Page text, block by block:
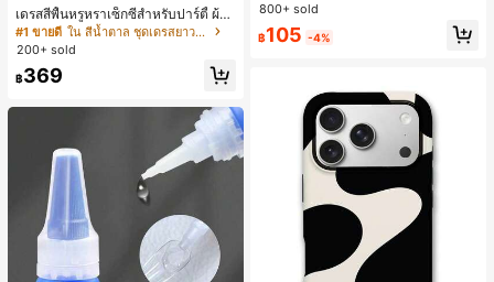
เดรสสีพื้นหรูหราเซ็กซี่สำหรับปาร์ตี้ ผ้า
ตาข่ายแต่งระบายต่อชายพับจีบ เหมาะ
สำหรับชายหาด เดทตอนเย็น งานแต่งง
น้ำตาล สไตล์โบโฮ
#1 ขายดี
ใน สีน้ำตาล ชุดเดรสยาวถึงพื้น
200+ sold
฿369
800+ sold
฿105 -4%